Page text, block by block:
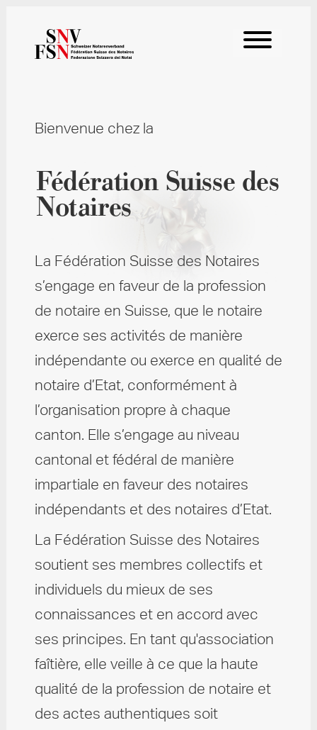
Bienvenue chez la
Fédération Suisse des
Notaires
La Fédération Suisse des Notaires
s’engage en faveur de la profession
de notaire en Suisse, que le notaire
exerce ses activités de manière
indépendante ou exerce en qualité de
notaire d’Etat, conformément à
l’organisation propre à chaque
canton. Elle s’engage au niveau
cantonal et fédéral de manière
impartiale en faveur des notaires
indépendants et des notaires d’Etat.
La Fédération Suisse des Notaires
soutient ses membres collectifs et
individuels du mieux de ses
connaissances et en accord avec
ses principes. En tant qu'association
faîtière, elle veille à ce que la haute
qualité de la profession de notaire et
des actes authentiques soit